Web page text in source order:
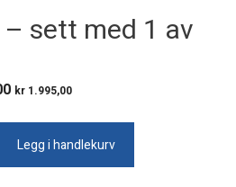
sett med 1 av
Nåværende
kr 1.995,00.
kr 1.995,00
InPedLegg i handlekurv